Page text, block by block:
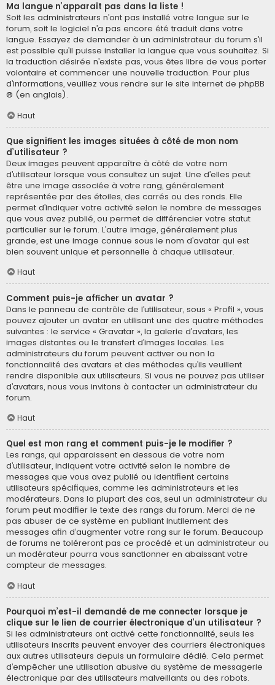
Ma langue n’apparaît pas dans la liste !
Soit les administrateurs n’ont pas installé votre langue sur le
forum, soit le logiciel n’a pas encore été traduit dans votre
langue. Essayez de demander à un administrateur du forum s’il
est possible qu’il puisse installer la langue que vous souhaitez. Si
la traduction désirée n’existe pas, vous êtes libre de vous porter
volontaire et commencer une nouvelle traduction. Pour plus
d’informations, veuillez vous rendre sur le site internet de phpBB
® (en anglais).
Haut
Que signifient les images situées à côté de mon nom
d’utilisateur ?
Deux images peuvent apparaître à côté de votre nom
d’utilisateur lorsque vous consultez un sujet. Une d’elles peut
être une image associée à votre rang, généralement
représentée par des étoiles, des carrés ou des ronds. Elle
permet d’indiquer votre activité selon le nombre de messages
que vous avez publié, ou permet de différencier votre statut
particulier sur le forum. L’autre image, généralement plus
grande, est une image connue sous le nom d’avatar qui est
bien souvent unique et personnelle à chaque utilisateur.
Haut
Comment puis-je afficher un avatar ?
Dans le panneau de contrôle de l’utilisateur, sous « Profil », vous
pouvez ajouter un avatar en utilisant une des quatre méthodes
suivantes : le service « Gravatar », la galerie d’avatars, les
images distantes ou le transfert d’images locales. Les
administrateurs du forum peuvent activer ou non la
fonctionnalité des avatars et des méthodes qu’ils veuillent
rendre disponible aux utilisateurs. Si vous ne pouvez pas utiliser
d’avatars, nous vous invitons à contacter un administrateur du
forum.
Haut
Quel est mon rang et comment puis-je le modifier ?
Les rangs, qui apparaissent en dessous de votre nom
d’utilisateur, indiquent votre activité selon le nombre de
messages que vous avez publié ou identifient certains
utilisateurs spécifiques, comme les administrateurs et les
modérateurs. Dans la plupart des cas, seul un administrateur du
forum peut modifier le texte des rangs du forum. Merci de ne
pas abuser de ce système en publiant inutilement des
messages afin d’augmenter votre rang sur le forum. Beaucoup
de forums ne toléreront pas ce procédé et un administrateur ou
un modérateur pourra vous sanctionner en abaissant votre
compteur de messages.
Haut
Pourquoi m’est-il demandé de me connecter lorsque je
clique sur le lien de courrier électronique d’un utilisateur ?
Si les administrateurs ont activé cette fonctionnalité, seuls les
utilisateurs inscrits peuvent envoyer des courriers électroniques
aux autres utilisateurs depuis un formulaire dédié. Cela permet
d’empêcher une utilisation abusive du système de messagerie
électronique par des utilisateurs malveillants ou des robots.